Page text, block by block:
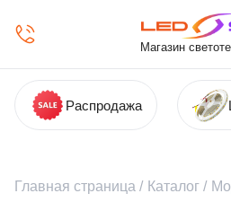
Магазин
Распродажа
Главная страница / Каталог /